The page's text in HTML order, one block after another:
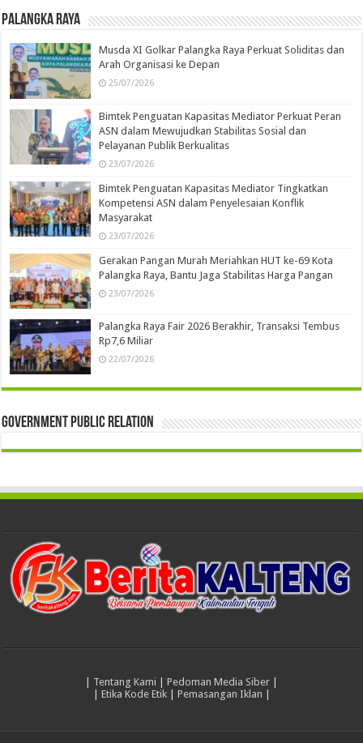
Palangka Raya
Musda XI Golkar Palangka Raya Perkuat Soliditas dan
Arah Organisasi ke Depan
25/07/2026
Bimtek Penguatan Kapasitas Mediator Perkuat Peran
ASN dalam Mewujudkan Stabilitas Sosial dan
Pelayanan Publik Berkualitas
23/07/2026
Bimtek Penguatan Kapasitas Mediator Tingkatkan
Kompetensi ASN dalam Penyelesaian Konflik
Masyarakat
23/07/2026
Gerakan Pangan Murah Meriahkan HUT ke-69 Kota
Palangka Raya, Bantu Jaga Stabilitas Harga Pangan
23/07/2026
Palangka Raya Fair 2026 Berakhir, Transaksi Tembus
Rp7,6 Miliar
22/07/2026
Government Public Relation
| Tentang Kami | Pedoman Media Siber |
| Etika Kode Etik| Pemasangan Iklan |